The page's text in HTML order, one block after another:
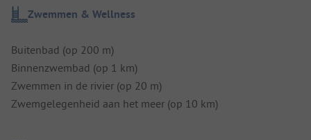
Zwemmen & Wellness
Buitenbad (op 200 m)
Binnenzwembad (op 1 km)
Zwemmen in de rivier (op 20 m)
Zwemgelegenheid aan het meer (op 10 km)